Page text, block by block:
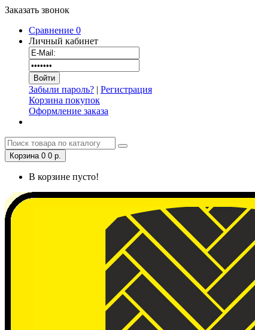
Заказать звонок
Сравнение 0
Личный кабинет
Забыли пароль? | Регистрация
Корзина покупок
Оформление заказа
Корзина 0 0 р.
В корзине пусто!